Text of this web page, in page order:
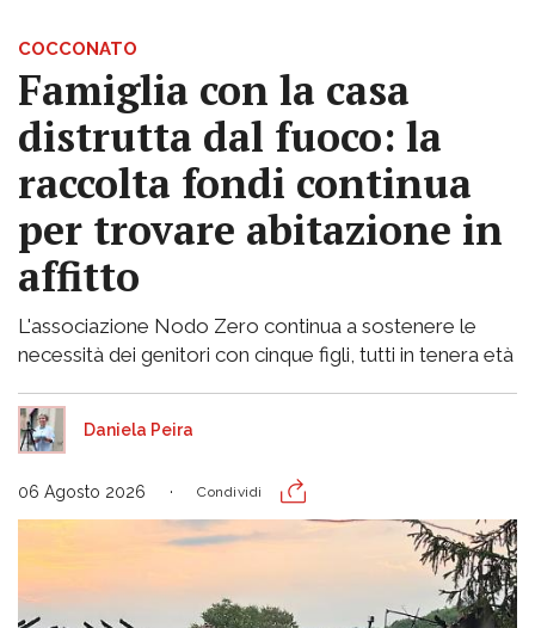
COCCONATO
Famiglia con la casa
distrutta dal fuoco: la
raccolta fondi continua
per trovare abitazione in
affitto
L'associazione Nodo Zero continua a sostenere le
necessità dei genitori con cinque figli, tutti in tenera età
Daniela Peira
06 Agosto 2026 Condividi